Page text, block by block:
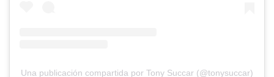
Una publicación compartida por Tony Succar (@tonysuccar)